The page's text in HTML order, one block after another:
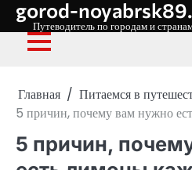
Перейти
содержимому
gorod-
Путеводитель по городам и
Главная
Питаемся в
5 причин, почему вам нужно
5 причин,